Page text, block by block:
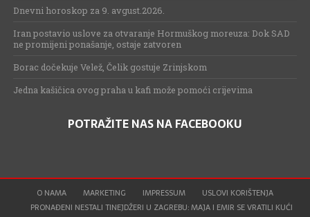
Dnevni horoskop za 9. avgust.2026.
Iran postavio uslove za otvaranje Hormuškog moreuza: Dok SAD
ne promijeni ponašanje, ostaje zatvoren
Borac dočekuje Velež, Čelik gostuje Zrinjskom
Jedna kašičica ovog praha u kafi može pomoći crijevima
POTRAŽITE NAS NA FACEBOOKU
O NAMA MARKETING IMPRESSUM
USLOVI KORIŠTENJA
PRONAĐENI NESTALI TINEJDŽERI U ZAGREBU: MAJA I EMIR SE VRATILI KUĆI